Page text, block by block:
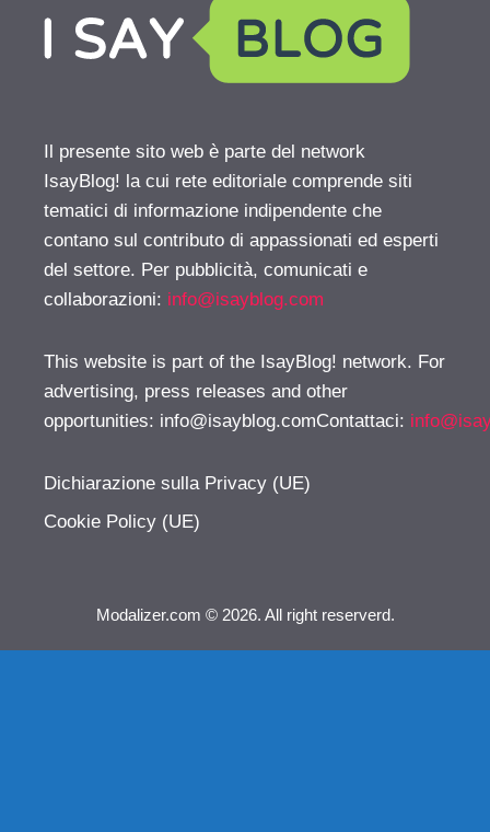
Il presente sito web è parte del network
IsayBlog! la cui rete editoriale comprende siti
tematici di informazione indipendente che
contano sul contributo di appassionati ed esperti
del settore. Per pubblicità, comunicati e
collaborazioni: info@isayblog.com
This website is part of the IsayBlog! network. For
advertising, press releases and other
opportunities: info@isayblog.comContattaci:
Dichiarazione sulla Privacy (UE)
Cookie Policy (UE)
Modalizer.com © 2026. All right reserverd.